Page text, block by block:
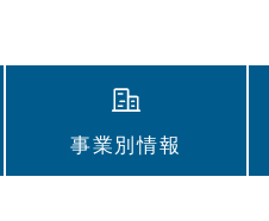
事業別情報